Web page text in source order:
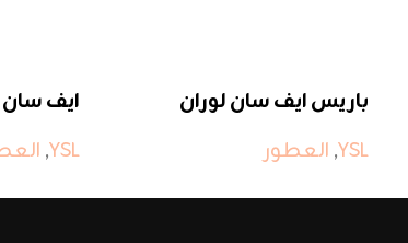
باريس ايف سان لوران
YSL
, العطور
ايف سان
YSL
,